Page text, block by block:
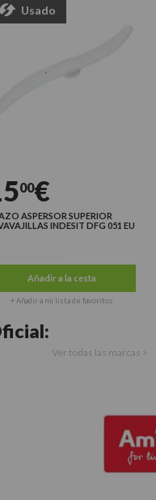
Usado
00€
ASPERSOR SUPERIOR
INDESIT DFG 051 EU
Añadir a la cesta
+ Añadir a mi lista de favoritos
Ver todas las marcas >